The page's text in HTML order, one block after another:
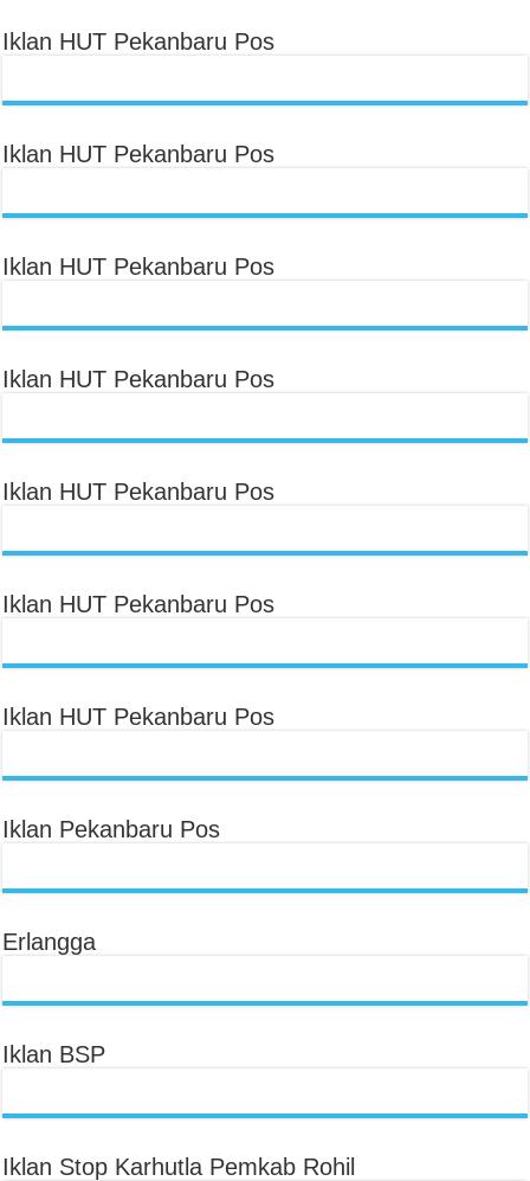
Iklan HUT Pekanbaru Pos
Iklan HUT Pekanbaru Pos
Iklan HUT Pekanbaru Pos
Iklan HUT Pekanbaru Pos
Iklan HUT Pekanbaru Pos
Iklan HUT Pekanbaru Pos
Iklan HUT Pekanbaru Pos
Iklan Pekanbaru Pos
Erlangga
Iklan BSP
Iklan Stop Karhutla Pemkab Rohil